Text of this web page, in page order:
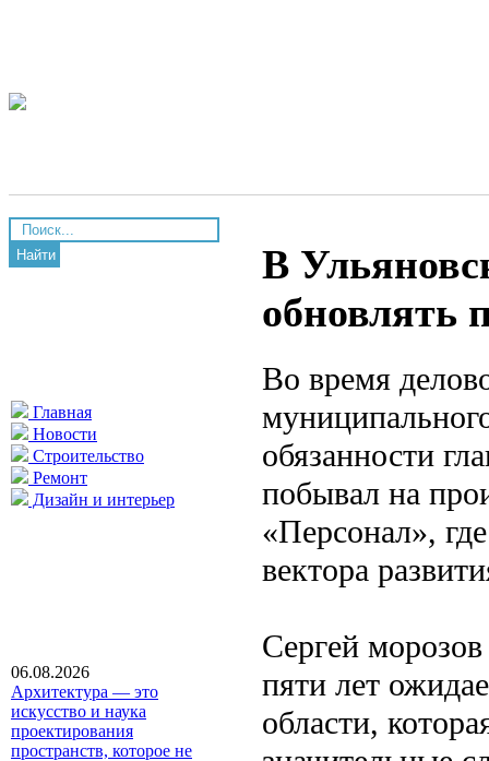
Найти
Главная
Новости
Строительство
Ремонт
Дизайн и интерьер
06.08.2026
Архитектура — это
искусство и наука
проектирования
пространств, которое не
В
обновлять
Во время
обязанности
побывал на
«Персонал»,
вектора
Сергей
пяти лет
области,